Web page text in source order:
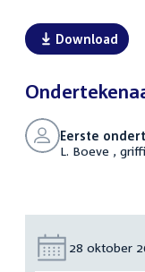
Download
Eerste
L. Boeve ,
Datum:
28 oktober